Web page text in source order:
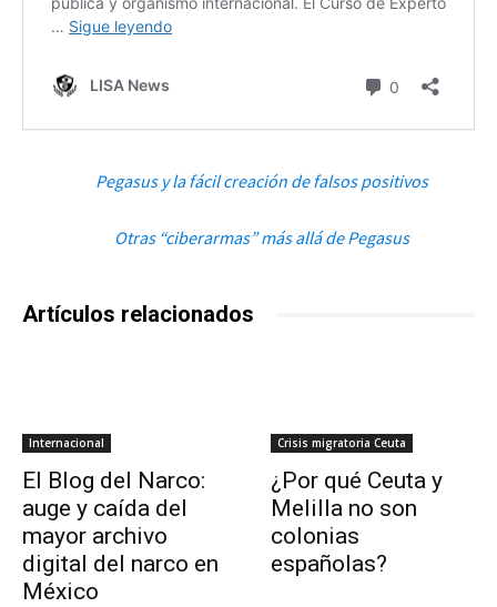
Pegasus y la fácil creación de falsos positivos
Otras “ciberarmas” más allá de Pegasus
Artículos relacionados
Internacional
El Blog del Narco:
auge y caída del
mayor archivo
digital del narco en
México
Crisis migratoria Ceuta
¿Por qué Ceuta y
Melilla no son
colonias
españolas?